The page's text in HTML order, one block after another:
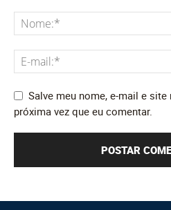
Salve meu nome, e-mail e site
próxima vez que eu comentar.